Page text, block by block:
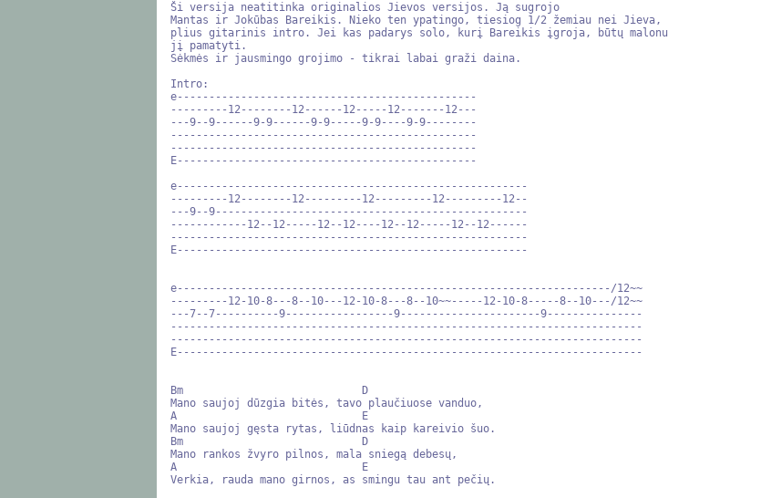
Ši versija neatitinka originalios Jievos versijos. Ją sugrojo
Mantas ir Jokūbas Bareikis. Nieko ten ypatingo, tiesiog 1/2 žemiau nei Jieva,
plius gitarinis intro. Jei kas padarys solo, kurį Bareikis įgroja, būtų malonu
jį pamatyti.
Sėkmės ir jausmingo grojimo - tikrai labai graži daina.
Intro:
e-----------------------------------------------
---------12--------12------12-----12-------12---
---9--9------9-9------9-9-----9-9----9-9--------
------------------------------------------------
------------------------------------------------
E-----------------------------------------------
e-------------------------------------------------------
---------12--------12---------12---------12---------12--
---9--9-------------------------------------------------
------------12--12-----12--12----12--12-----12--12------
--------------------------------------------------------
E-------------------------------------------------------
e--------------------------------------------------------------------/12~~
---------12-10-8---8--10---12-10-8---8--10~~-----12-10-8-----8--10---/12~~
---7--7----------9-----------------9----------------------9---------------
--------------------------------------------------------------------------
--------------------------------------------------------------------------
E-------------------------------------------------------------------------
Bm                            D
Mano saujoj dūzgia bitės, tavo plaučiuose vanduo,
A                             E
Mano saujoj gęsta rytas, liūdnas kaip kareivio šuo.
Bm                            D
Mano rankos žvyro pilnos, mala sniegą debesų,
A                             E
Verkia, rauda mano girnos, as smingu tau ant pečių.